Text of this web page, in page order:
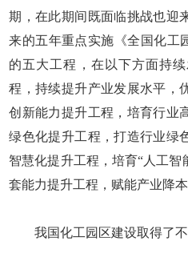
期，在此期间既面临挑战也迎
来的五年重点实施《全国化工
的五大工程，在以下方面持
程，持续提升产业发展水平，
创新能力提升工程，培育行业
绿色化提升工程，打造行业绿
智慧化提升工程，培育“人工
套能力提升工程，赋能产业降本
我国化工园区建设取得了不